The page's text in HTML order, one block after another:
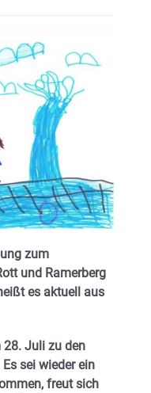
zum
und Ramerberg
es aktuell aus
Juli zu den
sei wieder ein
freut sich